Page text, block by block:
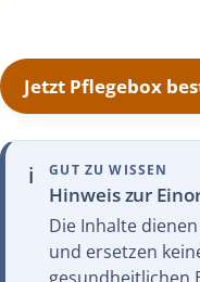
Jetzt Pflegebox
ℹ️ GUT ZU WISSEN
Hinweis zur
Die Inhalte
und ersetzen